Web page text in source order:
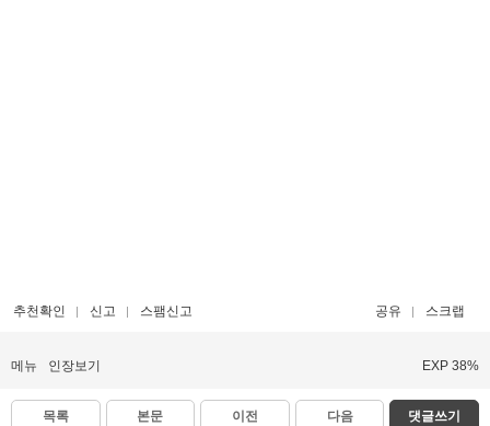
추천확인 신고 스팸신고 공유 스크랩
메뉴 인장보기 EXP 38%
목록 본문 이전 다음 댓글쓰기